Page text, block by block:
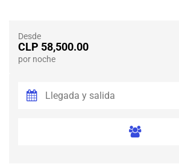
Desde
CLP 58,500.00
por noche